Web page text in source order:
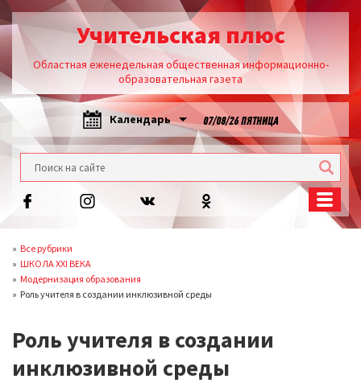
Учительская плюс
Областная еженедельная общественная информационно-
образовательная газета
Календарь 07/08/26 ПЯТНИЦА
Все рубрики
ШКОЛА XXI ВЕКА
Модернизация образования
Роль учителя в создании инклюзивной среды
Роль учителя в создании
инклюзивной среды